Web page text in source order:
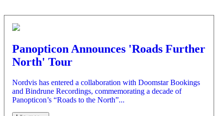
Panopticon Announces 'Roads Further
North' Tour
Nordvis has entered a collaboration with Doomstar Bookings
and Bindrune Recordings, commemorating a decade of
Panopticon’s “Roads to the North”...